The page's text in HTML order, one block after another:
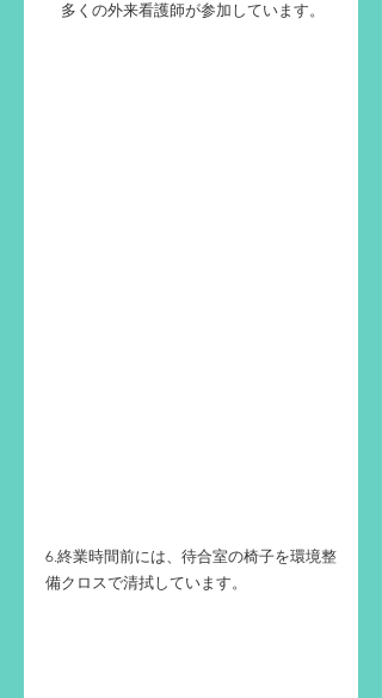
多くの外来看護師が参加しています。
6.終業時間前には、待合室の椅子を環境整
備クロスで清拭しています。